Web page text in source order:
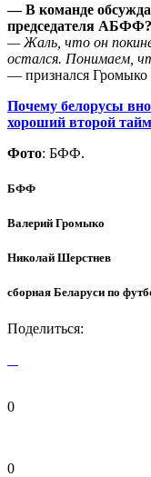
— В команде
председателя АБФФ?
— Жаль, что он
остался. Понимаем,
— признался Громыко
Почему белорусы
хороший второй
Фото: БФФ.
БФФ
Валерий Громыко
Николай Шерстнев
сборная Беларуси по
Поделиться:
0
0